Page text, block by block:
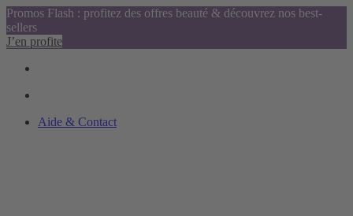
Promos Flash : profitez des offres beauté & découvrez nos best-
sellers
J’en profite
Aide & Contact